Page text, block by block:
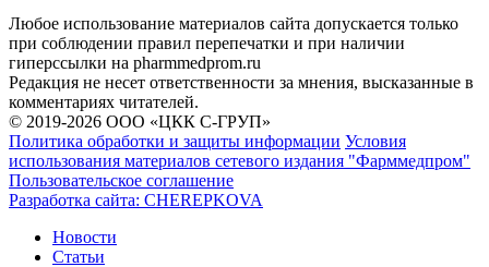
Любое использование материалов сайта допускается только
при соблюдении правил перепечатки и при наличии
гиперссылки на pharmmedprom.ru
Редакция не несет ответственности за мнения, высказанные в
комментариях читателей.
© 2019-2026 ООО «ЦКК С-ГРУП»
Политика обработки и защиты информации Условия
использования материалов сетевого издания "Фарммедпром"
Пользовательское соглашение
Разработка сайта: CHEREPKOVA
Новости
Статьи